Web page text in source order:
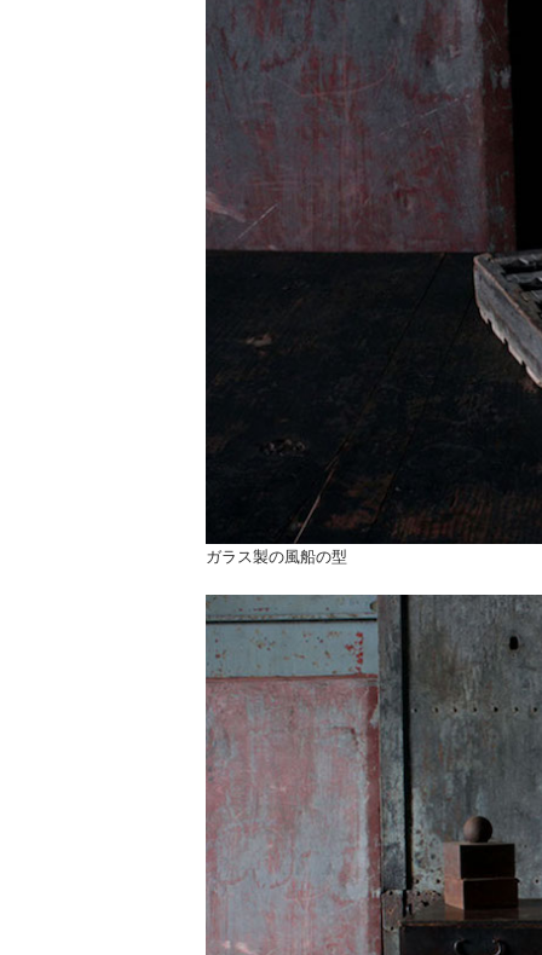
ガラス製の風船の型